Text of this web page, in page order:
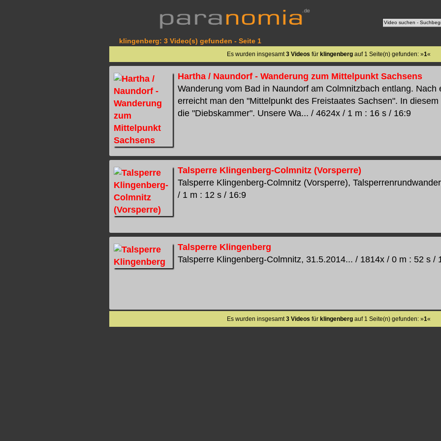
klingenberg: 3 Video(s) gefunden - Seite 1
Es wurden insgesamt3 Videos für klingenbergauf 1 Seite(n) gefunden: »1«
Hartha / Naundorf - Wanderung zum Mittelpunkt Sachsens
Wanderung vom Bad in Naundorf am Colmnitzbach entlang. Nach
erreicht man den "Mittelpunkt des Freistaates Sachsen". In
die "Diebskammer". Unsere Wa... / 4624x / 1 m : 16 s / 16:9
Talsperre Klingenberg-Colmnitz (Vorsperre)
Talsperre Klingenberg-Colmnitz (Vorsperre),
/ 1 m : 12 s / 16:9
Talsperre Klingenberg
Talsperre Klingenberg-Colmnitz, 31.5.2014... / 1814x / 0 m : 52 s /
Es wurden insgesamt3 Videos für klingenbergauf 1 Seite(n) gefunden: »1«